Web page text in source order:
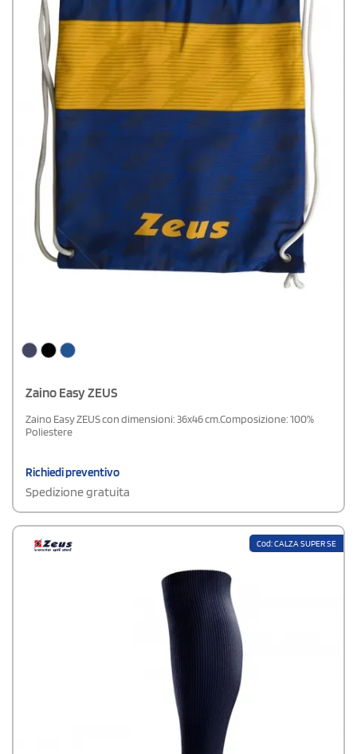
Zaino Easy ZEUS
Zaino Easy ZEUS con dimensioni: 36x46 cm.Composizione: 100%
Poliestere
Richiedi preventivo
Spedizione gratuita
Cod: CALZA SUPER SE